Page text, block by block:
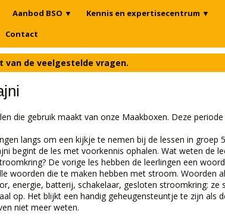
Aanbod BSO ▼ Kennis en expertisecentrum ▼
Contact
de veelgestelde vragen.
die gebruik maakt van onze Maakboxen. Deze
langs om een kijkje te nemen bij de lessen in groep
begint de les met voorkennis ophalen. Wat weten de
De vorige les hebben de leerlingen een
woorden die te maken hebben met stroom. Woorden
energie, batterij, schakelaar, gesloten stroomkring: ze
op. Het blijkt een handig geheugensteuntje te zijn als
niet meer weten.